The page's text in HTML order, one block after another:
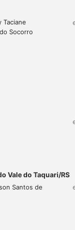
Taciane
Socorro
Vale do Taquari/RS
Santos de